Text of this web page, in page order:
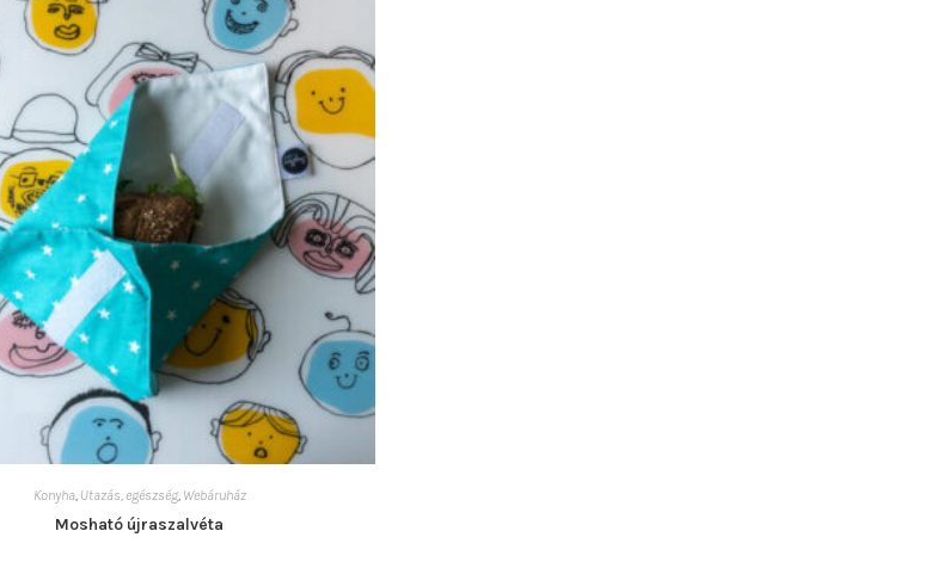
Konyha, Utazás, egészség, Webáruház
Mosható újraszalvéta